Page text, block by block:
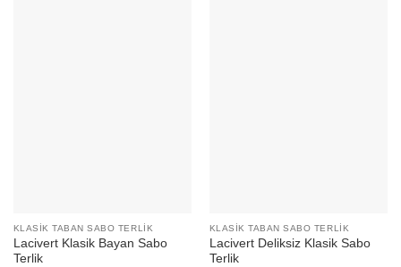
KLASIK TABAN SABO TERLIK
Lacivert Klasik Bayan Sabo
Terlik
KLASIK TABAN SABO TERLIK
Lacivert Deliksiz Klasik Sabo
Terlik